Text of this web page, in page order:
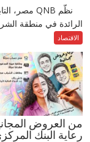
الرائدة في منطقة
الاقتصاد
من العروض
رعاية البنك